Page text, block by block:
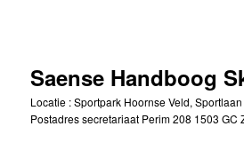
inhoudSaense Handboog
Locatie : Sportpark Hoornse Veld,
Postadres secretariaat Perim 208 1503 GC